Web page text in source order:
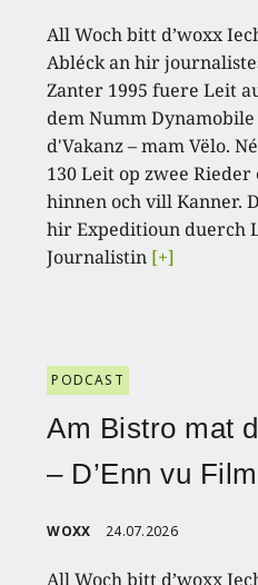
All Woch bitt d’woxx
Abléck an hir
Zanter 1995 fuere Leit
dem Numm
d'Vakanz – mam Vëlo.
130 Leit op zwee
hinnen och vill Kanner.
hir Expeditioun duerch
Journalistin [+]
PODCAST
Am Bistro mat
– D’Enn vu
WOXX 24.07.2026
All Woch bitt d’woxx